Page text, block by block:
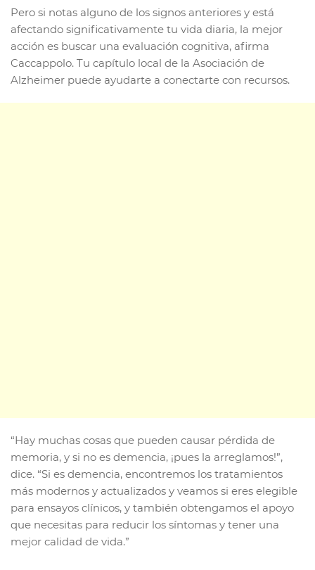
Pero si notas alguno de los signos anteriores y está
afectando significativamente tu vida diaria, la mejor
acción es buscar una evaluación cognitiva, afirma
Caccappolo. Tu capítulo local de la Asociación de
Alzheimer puede ayudarte a conectarte con recursos.
“Hay muchas cosas que pueden causar pérdida de
memoria, y si no es demencia, ¡pues la arreglamos!”,
dice. “Si es demencia, encontremos los tratamientos
más modernos y actualizados y veamos si eres elegible
para ensayos clínicos, y también obtengamos el apoyo
que necesitas para reducir los síntomas y tener una
mejor calidad de vida.”